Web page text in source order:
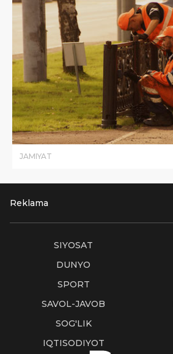
JAMIYAT
Reklama
SIYOSAT
DUNYO
SPORT
SAVOL-JAVOB
SOG'LIK
IQTISODIYOT